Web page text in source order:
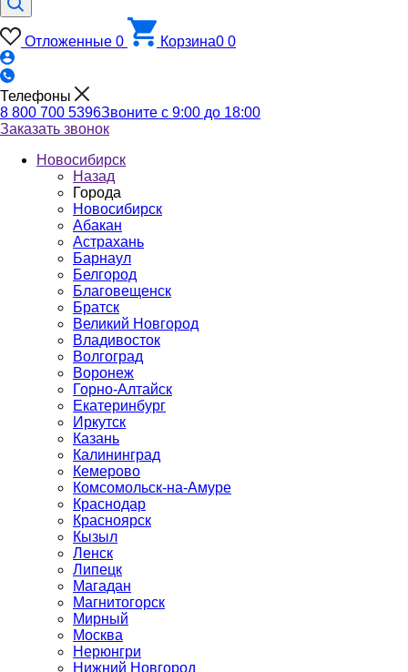
Отложенные 0 Корзина0 0
Телефоны
8 800 700 5396Звоните с 9:00 до 18:00
Заказать звонок
Новосибирск
Назад
Города
Новосибирск
Абакан
Астрахань
Барнаул
Белгород
Благовещенск
Братск
Великий Новгород
Владивосток
Волгоград
Воронеж
Горно-Алтайск
Екатеринбург
Иркутск
Казань
Калининград
Кемерово
Комсомольск-на-Амуре
Краснодар
Красноярск
Кызыл
Ленск
Липецк
Магадан
Магнитогорск
Мирный
Москва
Нерюнгри
Нижний Новгород